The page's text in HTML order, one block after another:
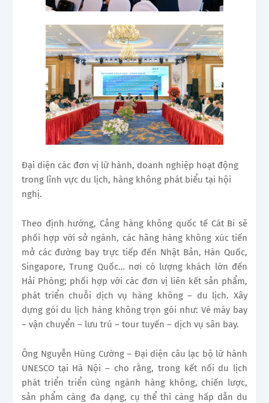
Đại diện các đơn vị lữ hành, doanh nghiệp hoạt động
trong lĩnh vực du lịch, hàng không phát biểu tại hội
nghị.
Theo định hướng, Cảng hàng không quốc tế Cát Bi sẽ
phối hợp với sở ngành, các hãng hàng không xúc tiến
mở các đường bay trực tiếp đến Nhật Bản, Hàn Quốc,
Singapore, Trung Quốc… nơi có lượng khách lớn đến
Hải Phòng; phối hợp với các đơn vị liên kết sản phẩm,
phát triển chuỗi dịch vụ hàng không – du lịch. Xây
dựng gói du lịch hàng không trọn gói như: Vé máy bay
– vận chuyển – lưu trú – tour tuyến – dịch vụ sân bay.
Ông Nguyễn Hùng Cường – Đại diện câu lạc bộ lữ hành
UNESCO tại Hà Nội – cho rằng, trong kết nối du lịch
phát triển triển cùng ngành hàng không, chiến lược,
sản phẩm càng đa dạng, cụ thể thì càng hấp dẫn du